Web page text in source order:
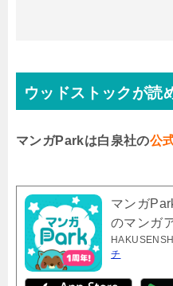
ウッドストックが読
マンガParkは白泉社の公
マンガ
のマンガ
チ